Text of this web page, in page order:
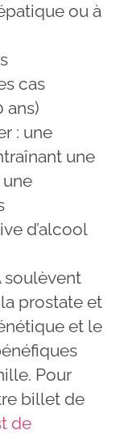
ou à
cas
ans)
: une
une
d’alcool
soulèvent
prostate et
et le
Pour
billet de
de